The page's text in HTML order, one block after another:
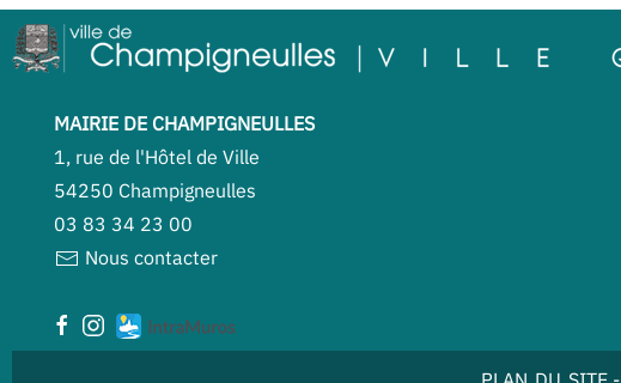
MAIRIE DE CHAMPIGNEULLES
1, rue de l'Hôtel de Ville
54250 Champigneulles
03 83 34 23 00
Nous contacter